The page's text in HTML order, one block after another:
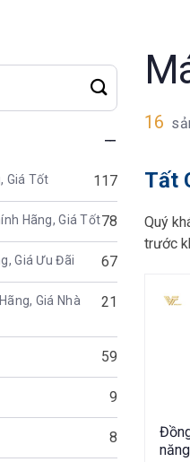
Giá Tốt 117
Hãng, Giá Tốt78
Giá Ưu Đãi 67
Giá Nhà
21
59
9
8
16
Tất
Quý
trước